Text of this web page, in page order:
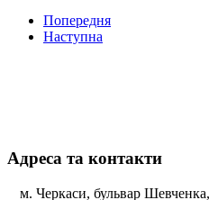
Попередня
Наступна
Адреса та контакти
м. Черкаси, бульвар